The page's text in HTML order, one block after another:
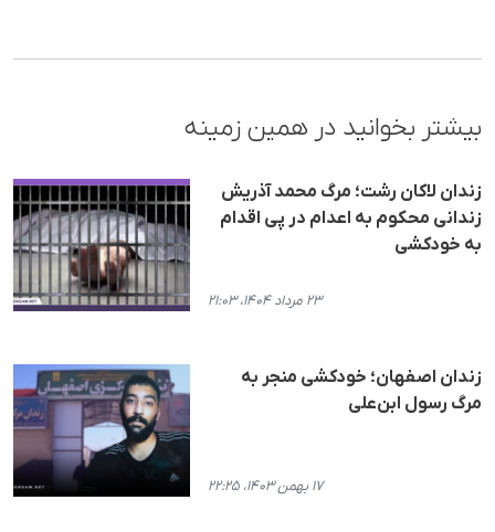
بیشتر بخوانید در همین زمینه
زندان لاکان رشت؛ مرگ م‍حمد آذریش
زندانی م‍حکوم به اعدام در پی اقدام
به خودکشی
۲۳ مرداد ۱۴۰۴، ۲۱:۰۳
زندان اصفهان؛ خودکشی منجر به
مرگ رسول ابن‌علی
۱۷ بهمن ۱۴۰۳، ۲۲:۲۵